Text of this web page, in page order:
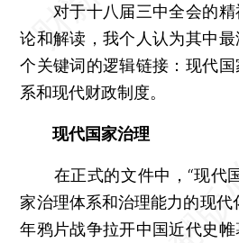
对于十八届三中全会的精
论和解读，我个人认为其中
个关键词的逻辑链接：现代
系和现代财政制度。
现代国家治理
在正式的文件中，“现代国
家治理体系和治理能力的现
年鸦片战争拉开中国近代史